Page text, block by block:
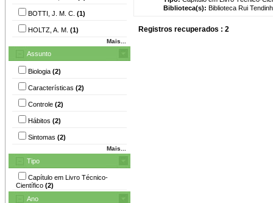
BOTTI, J. M. C. (1)
HOLTZ, A. M. (1)
Mais...
Assunto
Biologia (2)
Características (2)
Controle (2)
Hábitos (2)
Sintomas (2)
Mais...
Tipo
Capítulo em Livro Técnico-
Científico (2)
Ano
Biblioteca(s): Biblioteca Rui
Registros recuperados : 2